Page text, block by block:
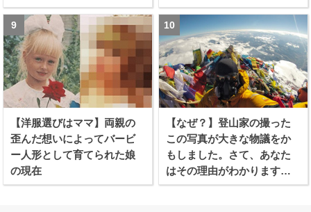
【洋服選びはママ】両親の
歪んだ想いによってバービ
ー人形として育てられた娘
の現在
【なぜ？】登山家の撮った
この写真が大きな物議をか
もしました。さて、あなた
はその理由がわかります
か？